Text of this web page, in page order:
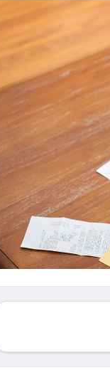
Dalle
repricing
verso le